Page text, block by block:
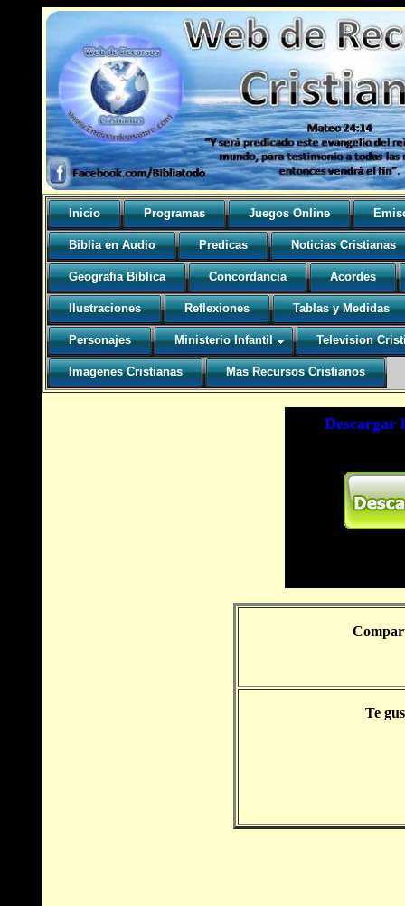
Inicio Programas Juegos Online
Biblia en Audio Predicas Noticias Cristianas
Geografia Biblica Concordancia Acordes
Ilustraciones Reflexiones Tablas y Medidas
Personajes Ministerio Infantil Television
Imagenes Cristianas Mas Recursos Cristianos
Te